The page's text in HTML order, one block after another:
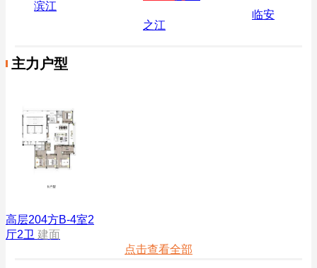
滨江
之江
临安
主力户型
高层204方B-4室2
厅2卫 建面
点击查看全部